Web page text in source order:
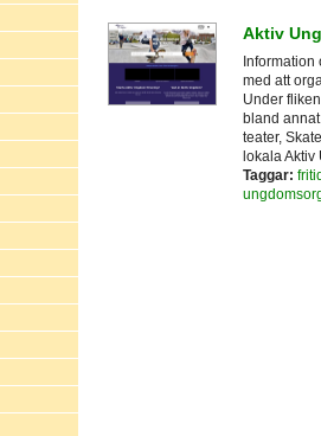
Aktiv
Information
med att
Under
bland
teater,
lokala Aktiv
Taggar: